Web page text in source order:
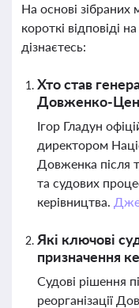
На основі зібраних
короткі відповіді
дізнаєтесь:
Хто став
Довженко-
Ігор Гладун
директором
Довженка після
та судових
керівництва.
Які ключові
призначення
Судові рішення
реорганізації